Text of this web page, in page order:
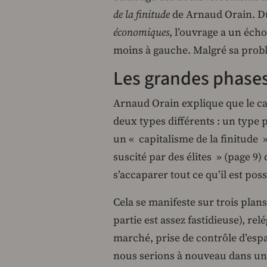
de la finitude de Arnaud Orain.
économiques, l’ouvrage a un
moins à gauche. Malgré sa
Les grandes
Arnaud Orain explique que le
deux types différents : un type
un « capitalisme de la finitude
suscité par des élites » (page
s’accaparer tout ce qu’il est
Cela se manifeste sur trois
partie est assez fastidieuse),
marché, prise de contrôle
nous serions à nouveau dans